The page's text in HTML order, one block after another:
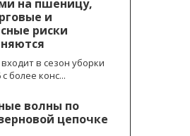
на пшеницу,
и
риски
в сезон уборки
более конс...
волны по
цепочке